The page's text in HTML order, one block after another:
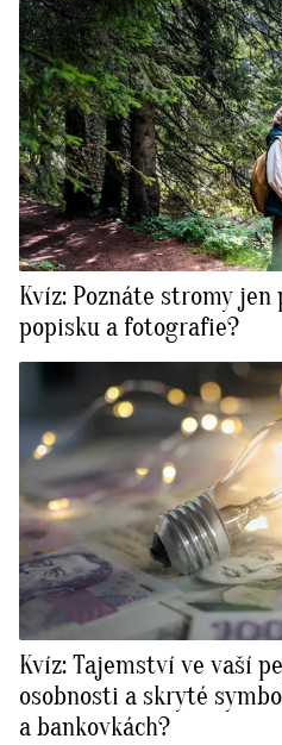
Kvíz: Poznáte stromy
popisku a fotografie?
Kvíz: Tajemství ve vaší
osobnosti a skryté
a bankovkách?